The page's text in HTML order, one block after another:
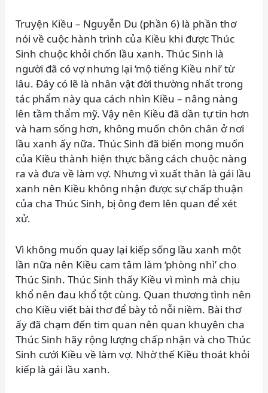
Truyện Kiều – Nguyễn Du (phần 6) là phần thơ
nói về cuộc hành trình của Kiều khi được Thúc
Sinh chuộc khỏi chốn lầu xanh. Thúc Sinh là
người đã có vợ nhưng lại ‘mộ tiếng Kiều nhi’ từ
lâu. Đây có lẽ là nhân vật đời thường nhất trong
tác phẩm này qua cách nhìn Kiều – nâng nàng
lên tầm thẩm mỹ. Vậy nên Kiều đã dần tự tin hơn
và ham sống hơn, không muốn chôn chân ở nơi
lầu xanh ấy nữa. Thúc Sinh đã biến mong muốn
của Kiều thành hiện thực bằng cách chuộc nàng
ra và đưa về làm vợ. Nhưng vì xuất thân là gái lầu
xanh nên Kiều không nhận được sự chấp thuận
của cha Thúc Sinh, bị ông đem lên quan để xét
xử.
Vì không muốn quay lại kiếp sống lầu xanh một
lần nữa nên Kiều cam tâm làm ‘phòng nhì’ cho
Thúc Sinh. Thúc Sinh thấy Kiều vì mình mà chịu
khổ nên đau khổ tột cùng. Quan thương tình nên
cho Kiều viết bài thơ để bày tỏ nỗi niềm. Bài thơ
ấy đã chạm đến tim quan nên quan khuyên cha
Thúc Sinh hãy rộng lượng chấp nhận và cho Thúc
Sinh cưới Kiều về làm vợ. Nhờ thế Kiều thoát khỏi
kiếp là gái lầu xanh.